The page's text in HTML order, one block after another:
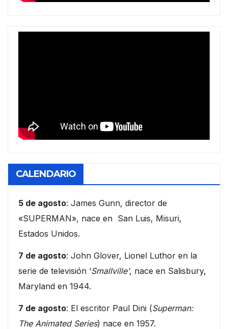
CALENDARIO
5 de agosto: James Gunn, director de
«SUPERMAN», nace en San Luis, Misuri,
Estados Unidos.
7 de agosto: John Glover, Lionel Luthor en la
serie de televisión ‘Smallville’, nace en Salisbury,
Maryland en 1944.
7 de agosto: El escritor Paul Dini (Superman:
The Animated Series) nace en 1957.